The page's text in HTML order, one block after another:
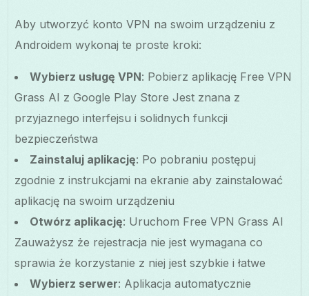
Aby utworzyć konto VPN na swoim urządzeniu z
Androidem wykonaj te proste kroki:
Wybierz usługę VPN: Pobierz aplikację Free VPN
Grass AI z Google Play Store Jest znana z
przyjaznego interfejsu i solidnych funkcji
bezpieczeństwa
Zainstaluj aplikację: Po pobraniu postępuj
zgodnie z instrukcjami na ekranie aby zainstalować
aplikację na swoim urządzeniu
Otwórz aplikację: Uruchom Free VPN Grass AI
Zauważysz że rejestracja nie jest wymagana co
sprawia że korzystanie z niej jest szybkie i łatwe
Wybierz serwer: Aplikacja automatycznie